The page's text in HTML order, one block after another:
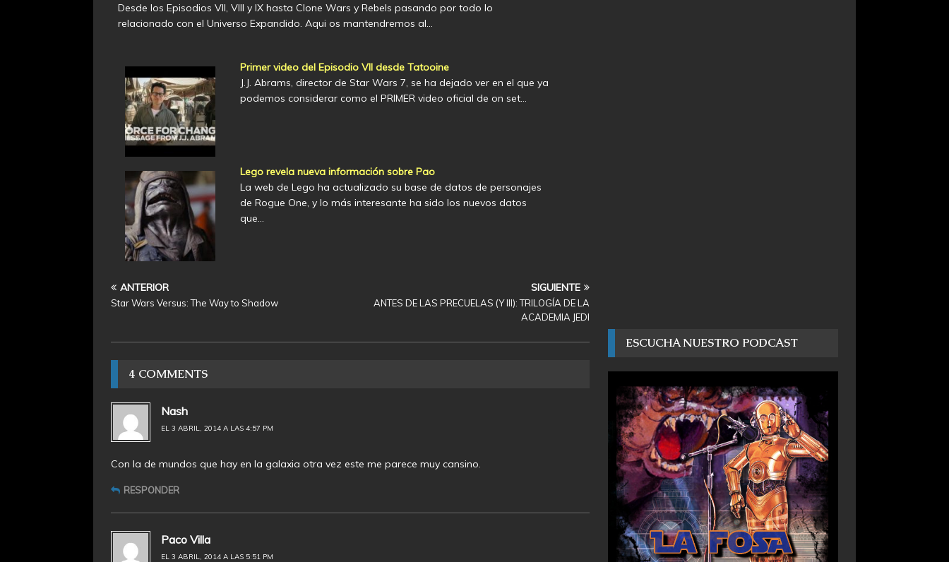
Desde los Episodios VII, VIII y IX hasta Clone Wars y Rebels pasando por todo lo
relacionado con el Universo Expandido. Aqui os mantendremos al…
Primer video del Episodio VII desde Tatooine
J.J. Abrams, director de Star Wars 7, se ha dejado ver en el que ya
podemos considerar como el PRIMER video oficial de on set…
Lego revela nueva información sobre Pao
La web de Lego ha actualizado su base de datos de personajes
de Rogue One, y lo más interesante ha sido los nuevos datos
que…
ANTERIOR
Star Wars Versus: The Way to Shadow
SIGUIENTE
ANTES DE LAS PRECUELAS (Y III): TRILOGÍA DE LA
ACADEMIA JEDI
4 COMMENTS
Nash
EL 3 ABRIL, 2014 A LAS 4:57 PM
Con la de mundos que hay en la galaxia otra vez este me parece muy cansino.
RESPONDER
Paco Villa
EL 3 ABRIL, 2014 A LAS 5:51 PM
ESCUCHA NUESTRO PODCAST